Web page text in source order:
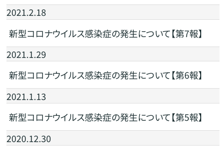
2021.2.18
新型コロナウイルス感染症の発生について【第7報】
2021.1.29
新型コロナウイルス感染症の発生について【第6報】
2021.1.13
新型コロナウイルス感染症の発生について【第5報】
2020.12.30